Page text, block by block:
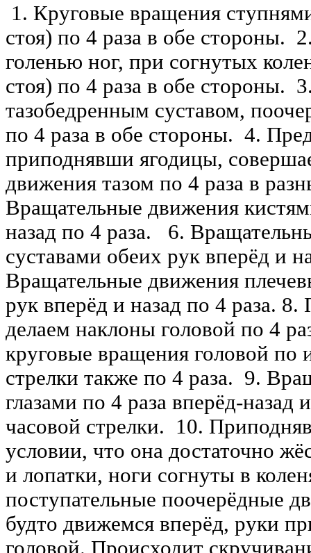
1. Круговые вращения
стоя) по 4 раза в обе стороны.
голенью ног, при согнутых
стоя) по 4 раза в обе стороны.
тазобедренным суставом,
по 4 раза в обе стороны. 4.
приподнявши ягодицы,
движения тазом по 4 раза в
Вращательные движения
назад по 4 раза. 6.
суставами обеих рук вперёд и
Вращательные движения
рук вперёд и назад по 4 раза.
делаем наклоны головой по 4
круговые вращения головой по
стрелки также по 4 раза. 9.
глазами по 4 раза вперёд-назад
часовой стрелки. 10.
условии, что она достаточно
и лопатки, ноги согнуты в
поступательные поочерёдные
будто движемся вперёд, руки
головой. Происходит